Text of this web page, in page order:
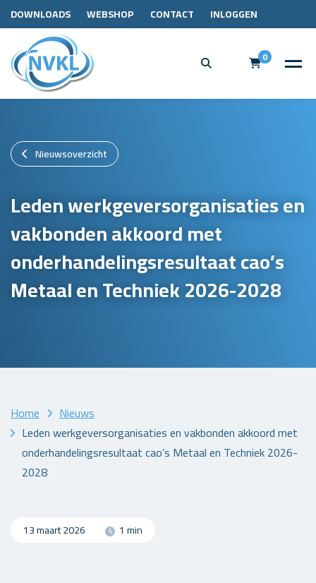
DOWNLOADS WEBSHOP CONTACT INLOGGEN
0
Nieuwsoverzicht
Leden werkgeversorganisaties en
vakbonden akkoord met
onderhandelingsresultaat cao’s
Metaal en Techniek 2026-2028
Home
Nieuws
Leden werkgeversorganisaties en vakbonden akkoord met
onderhandelingsresultaat cao’s Metaal en Techniek 2026-
2028
13 maart 2026 1 min